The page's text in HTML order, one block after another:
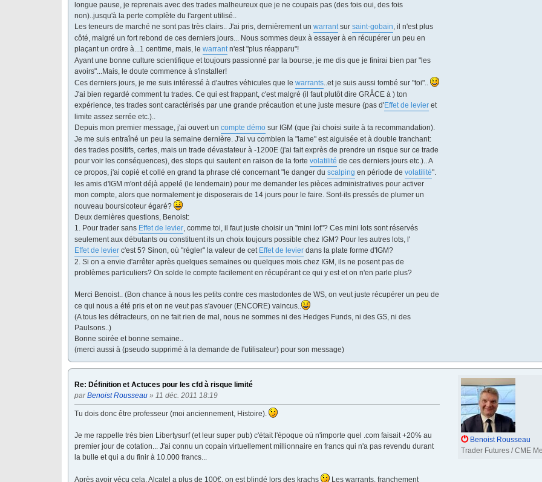
longue pause, je reprenais avec des trades malheureux que je ne coupais pas (des fois oui, des fois
non)..jusqu'à la perte complète du l'argent utilisé..
Les teneurs de marché ne sont pas très clairs.. J'ai pris, dernièrement un warrantsur saint-gobain, il n'est plus
côté, malgré un fort rebond de ces derniers jours... Nous sommes deux à essayer à en récupérer un peu en
plaçant un ordre à...1 centime, mais, le warrantn'est "plus réapparu"!
Ayant une bonne culture scientifique et toujours passionné par la bourse, je me dis que je finirai bien par "les
avoirs"...Mais, le doute commence à s'installer!
Ces derniers jours, je me suis intéressé à d'autres véhicules que le warrants..et je suis aussi tombé sur "toi"..
J'ai bien regardé comment tu trades. Ce qui est frappant, c'est malgré (il faut plutôt dire GRÂCE à ) ton
expérience, tes trades sont caractérisés par une grande précaution et une juste mesure (pas d'Effet de levier et
limite assez serrée etc.)..
Depuis mon premier message, j'ai ouvert un compte démo sur IGM (que j'ai choisi suite à ta recommandation).
Je me suis entraîné un peu la semaine dernière. J'ai vu combien la "lame" est aiguisée et à double tranchant:
des trades positifs, certes, mais un trade dévastateur à -1200E (j'ai fait exprès de prendre un risque sur ce trade
pour voir les conséquences), des stops qui sautent en raison de la forte volatilité de ces derniers jours etc.).. A
ce propos, j'ai copié et collé en grand ta phrase clé concernant "le danger du scalping en période de volatilité".
les amis d'IGM m'ont déjà appelé (le lendemain) pour me demander les pièces administratives pour activer
mon compte, alors que normalement je disposerais de 14 jours pour le faire. Sont-ils pressés de plumer un
nouveau boursicoteur égaré?
Deux dernières questions, Benoist:
1. Pour trader sans Effet de levier, comme toi, il faut juste choisir un "mini lot"? Ces mini lots sont réservés
seulement aux débutants ou constituent ils un choix toujours possible chez IGM? Pour les autres lots, l'
Effet de levier c'est 5? Sinon, où "régler" la valeur de cet Effet de levier dans la plate forme d'IGM?
2. Si on a envie d'arrêter après quelques semaines ou quelques mois chez IGM, ils ne posent pas de
problèmes particuliers? On solde le compte facilement en récupérant ce qui y est et on n'en parle plus?
Merci Benoist.. (Bon chance à nous les petits contre ces mastodontes de WS, on veut juste récupérer un peu de
ce qui nous a été pris et on ne veut pas s'avouer (ENCORE) vaincus..
(A tous les détracteurs, on ne fait rien de mal, nous ne sommes ni des Hedges Funds, ni des GS, ni des
Paulsons..)
Bonne soirée et bonne semaine..
(merci aussi à (pseudo supprimé à la demande de l'utilisateur) pour son message)
Re: Définition et Actuces pour les cfd à risque limité
parBenoist Rousseau » 11 déc. 2011 18:19
Tu dois donc être professeur (moi anciennement, Histoire).
Je me rappelle très bien Libertysurf (et leur super pub) c'était l'époque où n'importe quel .com faisait +20% au
premier jour de cotation... J'ai connu un copain virtuellement millionnaire en francs qui n'a pas revendu durant
la bulle et qui a du finir à 10.000 francs...
Après avoir vécu cela, Alcatel a plus de 100€, on est blindé lors des krachs
Les warrants, franchement
Benoist Rousseau
Trader Futures / CME